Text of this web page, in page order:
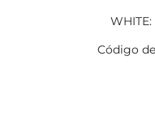
Código